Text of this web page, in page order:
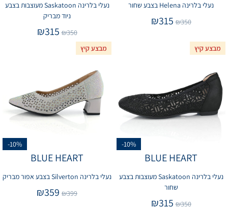
נעלי בלרינה Helena בצבע שחור
₪350
₪315
נעלי בלרינה Saskatoon מעוצבות בצבע
ניוד מבריק
₪350
₪315
מבצע קיץ
-10%
BLUE HEART
נעלי בלרינה Saskatoon מעוצבות בצבע
שחור
₪350
₪315
מבצע קיץ
-10%
BLUE HEART
נעלי בלרינה Silverton בצבע אפור מבריק
₪399
₪359